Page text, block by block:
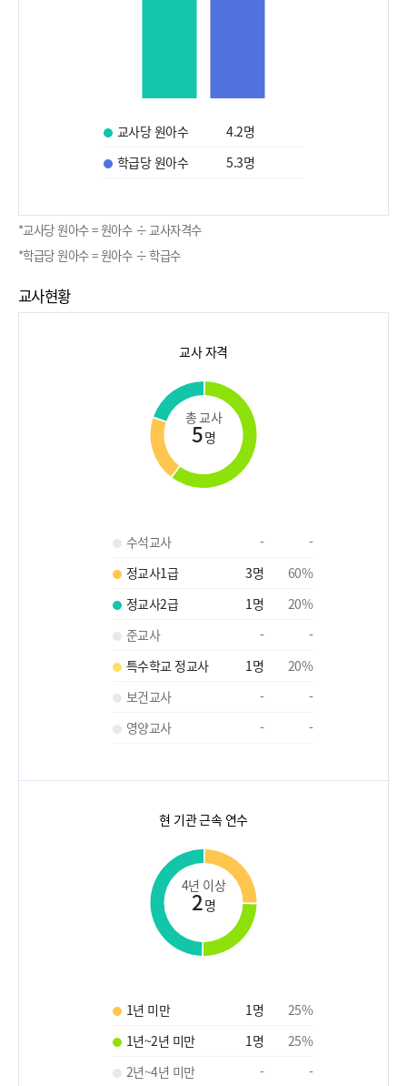
교사당 원아수 4.2명
학급당 원아수
5.3명
*교사당 원아수 = 원아수 ÷ 교사자격수
*학급당 원아수 = 원아수 ÷ 학급수
교사현황
교사 자격
총 교사
5명
수석교사 -
-
정교사1급
3명 60%
정교사2급
1명 20%
준교사
-
-
특수학교 정교사
1명 20%
보건교사
-
-
영양교사
- -
현 기관 근속 연수
4년 이상
2명
1년 미만 1명 25%
1년~2년 미만
1명 25%
2년~4년 미만
-
-